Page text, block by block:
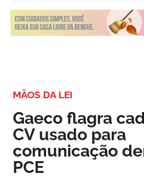
MÃOS DA LEI
Gaeco flagra
CV usado para
comunicação
PCE